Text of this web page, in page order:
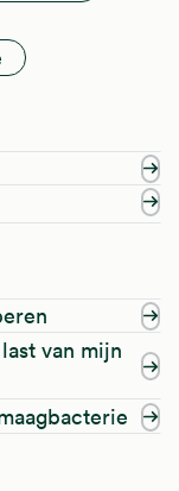
van mijn